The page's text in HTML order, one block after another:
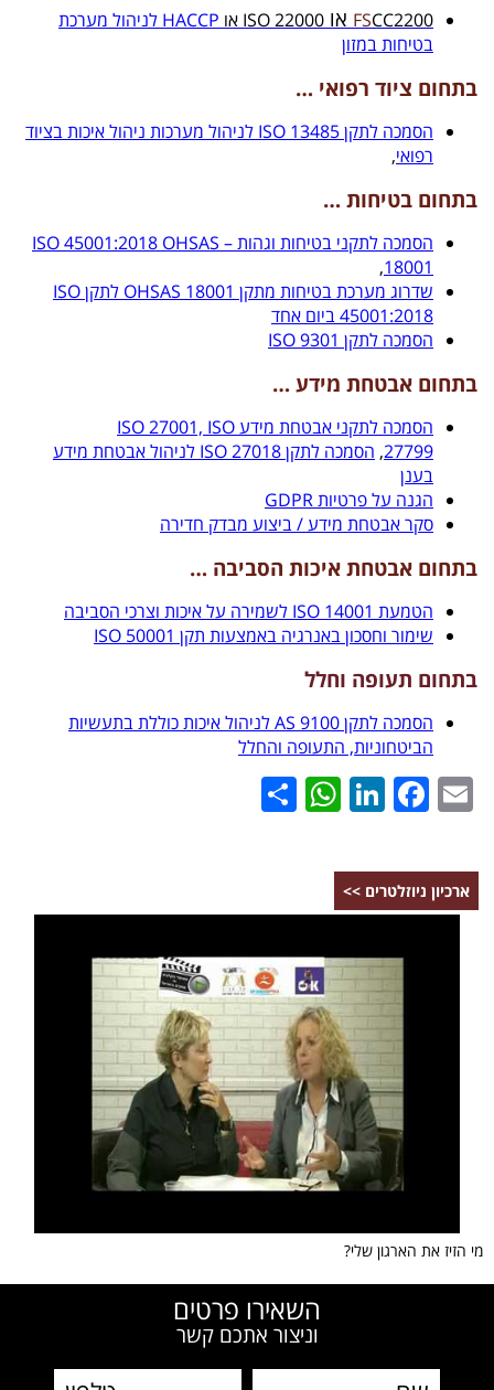
FSCC2200 או 22000 ISO או
HACCP לניהול מערכת
בטיחות במזון
בתחום ציוד רפואי …
הסמכה לתקן 13485 ISO לניהול מערכות ניהול איכות בציוד
רפואי,
בתחום בטיחות …
הסמכה לתקני בטיחות וגהות – ISO 45001:2018 OHSAS
18001
,
שדרוג מערכת בטיחות מתקן 18001 OHSAS לתקן ISO
45001:2018 ביום אחד
הסמכה לתקן ISO 9301
בתחום אבטחת מידע …
הסמכה לתקני אבטחת מידע ISO 27001, ISO
27799
,
הסמכה לתקן ISO 27018 לניהול אבטחת מידע
בענן
הגנה על פרטיות GDPR
סקר אבטחת מידע / ביצוע מבדק חדירה
בתחום אבטחת איכות הסביבה …
הטמעת 14001 ISO לשמירה על איכות וצרכי הסביבה
שימור וחסכון באנרגיה באמצעות תקן 50001 ISO
בתחום תעופה וחלל
הסמכה לתקן 9100 AS לניהול איכות כוללת בתעשיות
הביטחוניות, התעופה והחלל
Email
Facebook
LinkedIn
WhatsApp
ארכיון ניוזלטרים >>
מי הזיז את הארגון שלי?
השאירו פרטים
וניצור אתכם קשר